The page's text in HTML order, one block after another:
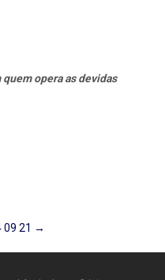
opera as devidas
09 21 →